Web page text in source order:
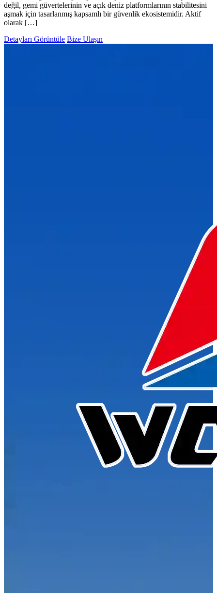
değil, gemi güvertelerinin ve açık deniz platformlarının stabilitesini
aşmak için tasarlanmış kapsamlı bir güvenlik ekosistemidir. Aktif
olarak […]
Detayları Görüntüle Bize Ulaşın